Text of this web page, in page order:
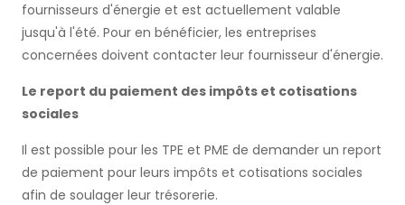
fournisseurs d'énergie et est actuellement valable
jusqu'à l'été. Pour en bénéficier, les entreprises
concernées doivent contacter leur fournisseur d'énergie.
Le report du paiement des impôts et cotisations
sociales
Il est possible pour les TPE et PME de demander un report
de paiement pour leurs impôts et cotisations sociales
afin de soulager leur trésorerie.